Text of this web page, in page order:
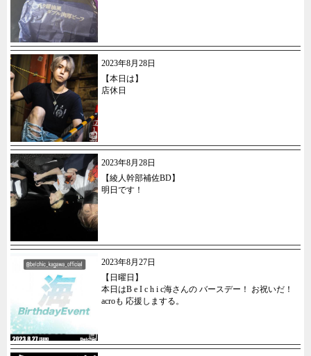
2023年8月28日
【本日は】
店休日
2023年8月28日
【綾人幹部補佐BD】
明日です！
2023年8月27日
【日曜日】
本日はB e I c h i c海さんの バースデー！ お祝いだ！
acroも 応援しまする。